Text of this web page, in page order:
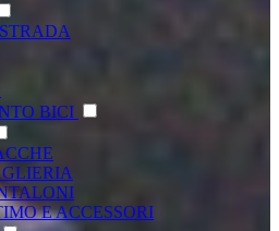
BICI
E ACCESSORI